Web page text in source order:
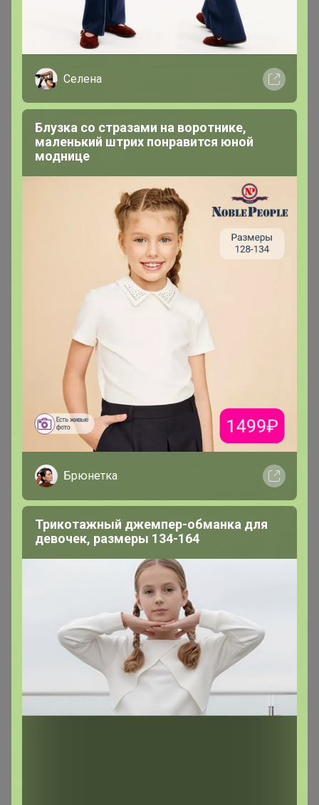
kristinchik
Магистр
В теме "iHerb - витамины, добавки для здоровья,
товары для красоты! Ежедневные Скидки до -70% "
, добрый день, у меня не проходит вам оплата.
Выдаёт ошибку про Честный знак?
Селена
Блузка со стразами на воротнике,
маленький штрих понравится юной
моднице
Брюнетка
Трикотажный джемпер-обманка для
девочек, размеры 134-164